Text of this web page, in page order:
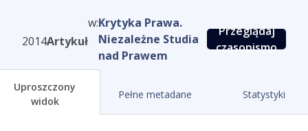
2014Artykuł
w:Krytyka Prawa.
Niezależne Studia
nad Prawem
Przeglądaj
czasopismo
Uproszczony
widok
Pełne metadane Statystyki